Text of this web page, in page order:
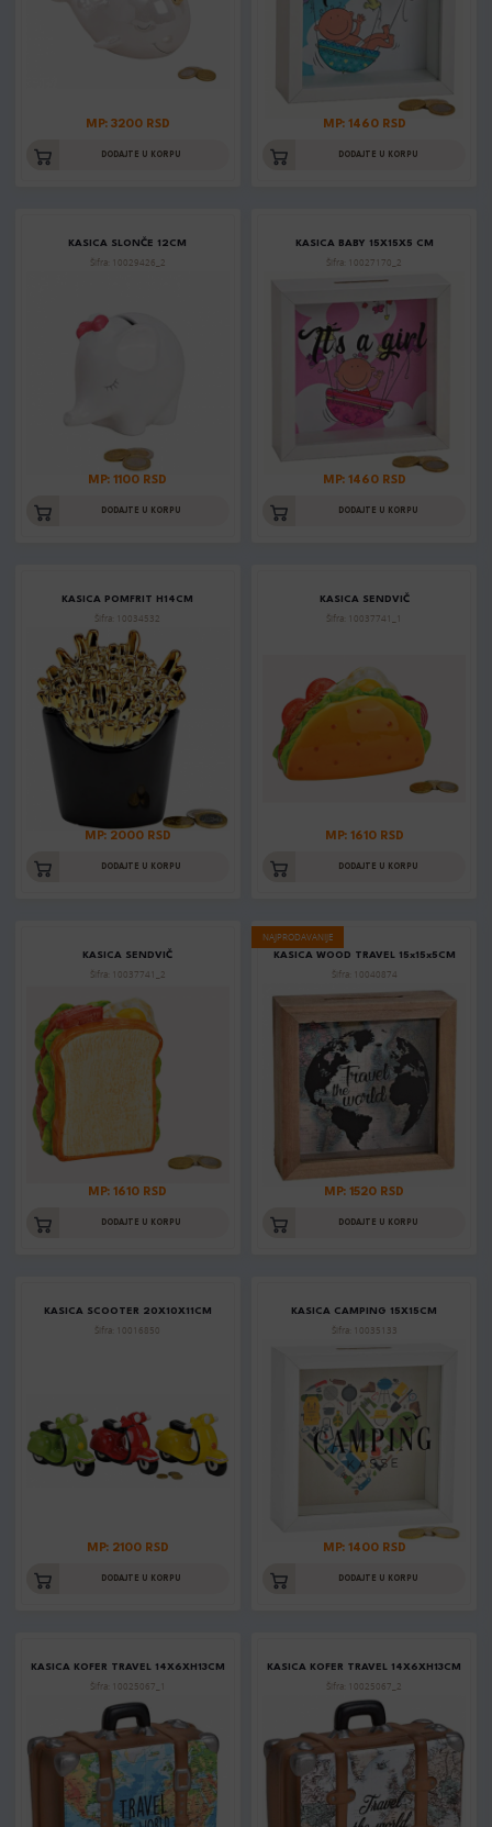
MP: 3200 RSD
DODAJTE U KORPU
MP: 1460 RSD
DODAJTE U KORPU
KASICA SLONČE 12CM
Šifra: 10029426_2
MP: 1100 RSD
DODAJTE U KORPU
KASICA BABY 15X15X5 CM
Šifra: 10027170_2
MP: 1460 RSD
DODAJTE U KORPU
KASICA POMFRIT H14CM
Šifra: 10034532
MP: 2000 RSD
DODAJTE U KORPU
KASICA SENDVIČ
Šifra: 10037741_1
MP: 1610 RSD
DODAJTE U KORPU
KASICA SENDVIČ
Šifra: 10037741_2
MP: 1610 RSD
DODAJTE U KORPU
NAJPRODAVANIJE
KASICA WOOD TRAVEL 15x15x5CM
Šifra: 10040874
MP: 1520 RSD
DODAJTE U KORPU
KASICA SCOOTER 20X10X11CM
Šifra: 10016850
MP: 2100 RSD
DODAJTE U KORPU
KASICA CAMPING 15X15CM
Šifra: 10035133
MP: 1400 RSD
DODAJTE U KORPU
KASICA KOFER TRAVEL 14X6XH13CM
Šifra: 10025067_1
KASICA KOFER TRAVEL 14X6XH13CM
Šifra: 10025067_2